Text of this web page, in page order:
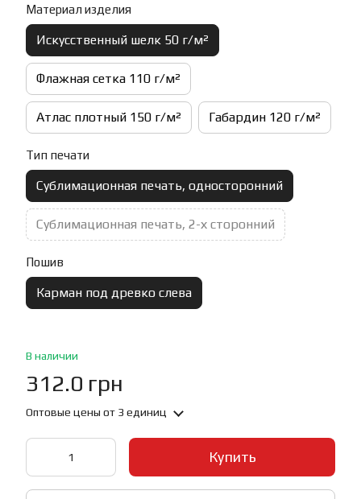
Материал изделия
Искусственный шелк 50 г/м²
Флажная сетка 110 г/м²
Атлас плотный 150 г/м² Габардин 120 г/м²
Тип печати
Сублимационная печать, односторонний
Сублимационная печать, 2-х сторонний
Пошив
Карман под древко слева
В наличии
312.0 грн
Оптовые цены от 3 единиц
Купить